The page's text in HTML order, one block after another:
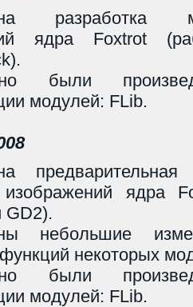
разработка
ядра Foxtrot
были
модулей: FLib.
изображений ядра
GD2).
небольшие
некоторых
были
модулей: FLib.